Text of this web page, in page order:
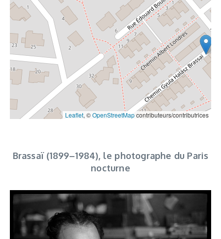
Leaflet, ©OpenStreetMapcontributeurs/contributrices
Brassaï (1899–1984), le photographe du Paris
nocturne